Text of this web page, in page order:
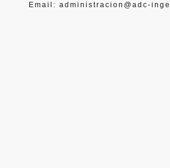
Email: administracion@adc-